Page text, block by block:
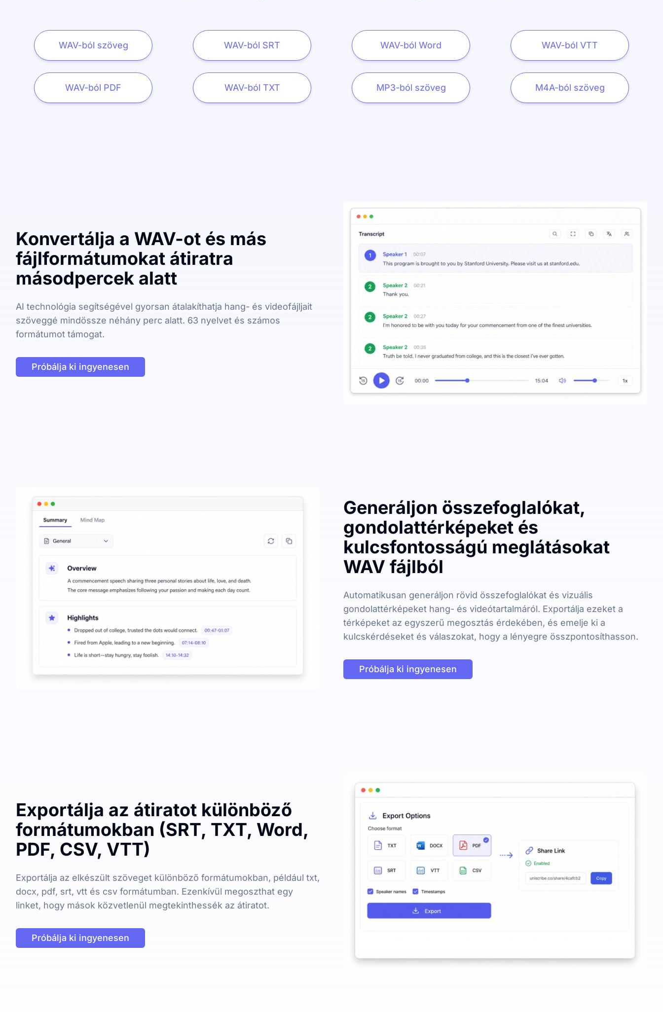
WAV-ból szöveg WAV-ból SRT WAV-ból Word WAV-ból VTT
WAV-ból PDF WAV-ból TXT MP3-ból szöveg M4A-ból szöveg
Konvertálja a WAV-ot és más
fájlformátumokat átiratra
másodpercek alatt
AI technológia segítségével gyorsan átalakíthatja hang- és videofájljait
szöveggé mindössze néhány perc alatt. 63 nyelvet és számos
formátumot támogat.
Próbálja ki ingyenesen
Generáljon összefoglalókat,
gondolattérképeket és
kulcsfontosságú meglátásokat
WAV fájlból
Automatikusan generáljon rövid összefoglalókat és vizuális
gondolattérképeket hang- és videótartalmáról. Exportálja ezeket a
térképeket az egyszerű megosztás érdekében, és emelje ki a
kulcskérdéseket és válaszokat, hogy a lényegre összpontosíthasson.
Próbálja ki ingyenesen
Exportálja az átiratot különböző
formátumokban (SRT, TXT, Word,
PDF, CSV, VTT)
Exportálja az elkészült szöveget különböző formátumokban, például txt,
docx, pdf, srt, vtt és csv formátumban. Ezenkívül megoszthat egy
linket, hogy mások közvetlenül megtekinthessék az átiratot.
Próbálja ki ingyenesen